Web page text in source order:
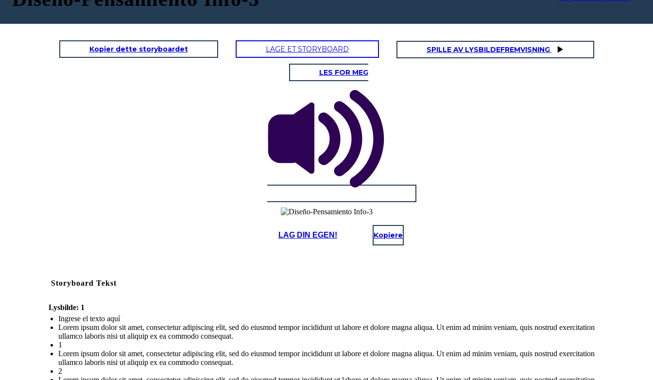
Kopier dette storyboardet LAGE ET STORYBOARD SPILLE AV LYSBILDEFREMVISNING
LES FOR MEG
LAG DIN EGEN! Kopiere
Storyboard Tekst
Lysbilde: 1
Ingrese el texto aquí
Lorem ipsum dolor sit amet, consectetur adipiscing elit, sed do eiusmod tempor incididunt ut labore et dolore magna aliqua. Ut enim ad minim veniam, quis nostrud exercitation
ullamco laboris nisi ut aliquip ex ea commodo consequat.
1
Lorem ipsum dolor sit amet, consectetur adipiscing elit, sed do eiusmod tempor incididunt ut labore et dolore magna aliqua. Ut enim ad minim veniam, quis nostrud exercitation
ullamco laboris nisi ut aliquip ex ea commodo consequat.
2